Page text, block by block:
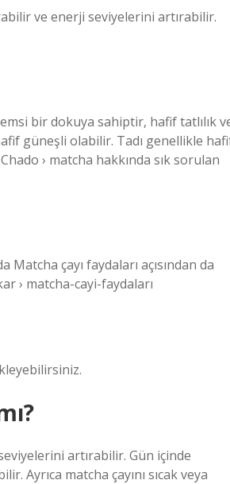
ve enerji seviyelerini artırabilir.
bir dokuya sahiptir, hafif tatlılık
güneşli olabilir. Tadı genellikle
› matcha hakkında sık sorulan
çayı faydaları açısından da
› matcha-cayi-faydaları
artırabilir. Gün içinde
Ayrıca matcha çayını sıcak veya